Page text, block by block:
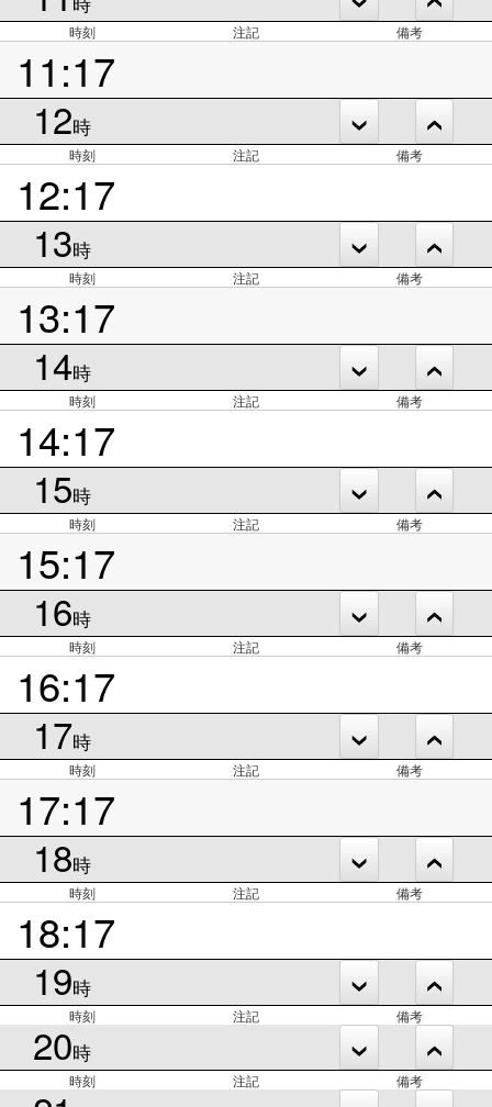
時刻 注記 備考
11:17
12時
時刻 注記 備考
12:17
13時
時刻 注記 備考
13:17
14時
時刻 注記 備考
14:17
15時
時刻 注記 備考
15:17
16時
時刻 注記 備考
16:17
17時
時刻 注記 備考
17:17
18時
時刻 注記 備考
18:17
19時
時刻 注記 備考
20時
時刻 注記 備考